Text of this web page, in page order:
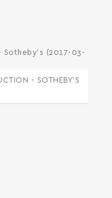
Sotheby's (2017-03-